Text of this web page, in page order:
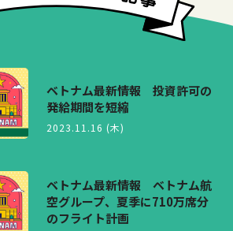
ベトナム最新情報 投資許可の
発給期間を短縮
2023.11.16 (木)
ベトナム最新情報 ベトナム航
空グループ、夏季に710万席分
のフライト計画